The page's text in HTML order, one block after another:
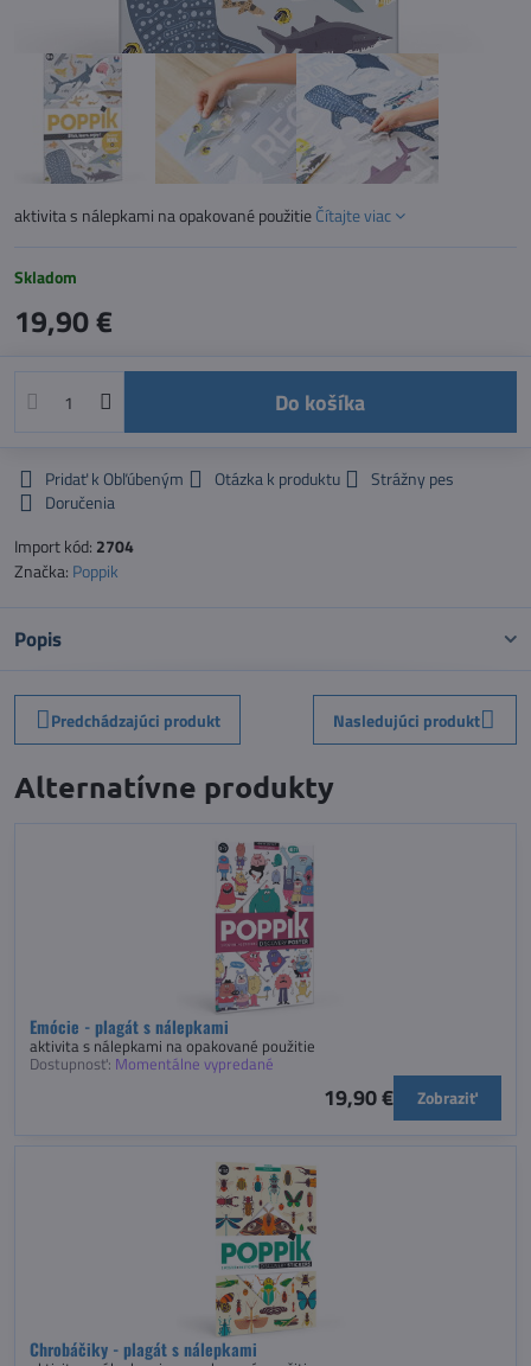
aktivita s nálepkami na opakované použitieČítajte viac
Skladom
19,90 €
Do košíka
Pridať k Obľúbeným Otázka k produktu
Strážny pes
Doručenia
Import kód: 2704
Značka: Poppik
Popis
Predchádzajúci produkt Nasledujúci produkt
Alternatívne produkty
Emócie - plagát s nálepkami
aktivita s nálepkami na opakované použitie
Dostupnosť: Momentálne vypredané
19,90 € Zobraziť
Chrobáčiky - plagát s nálepkami